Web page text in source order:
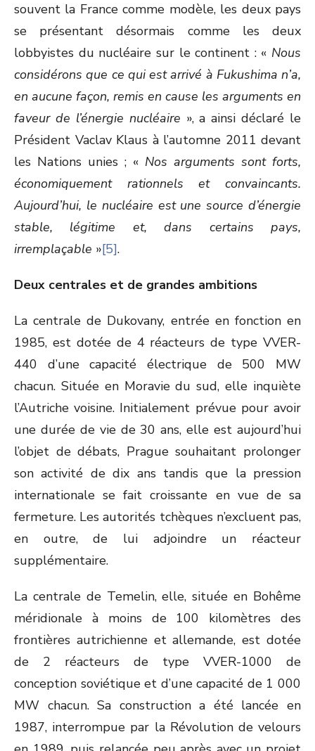
souvent la France comme modèle, les deux pays
se présentant désormais comme les deux
lobbyistes du nucléaire sur le continent : « Nous
considérons que ce qui est arrivé à Fukushima n’a,
en aucune façon, remis en cause les arguments en
faveur de l’énergie nucléaire », a ainsi déclaré le
Président Vaclav Klaus à l’automne 2011 devant
les Nations unies ; « Nos arguments sont forts,
économiquement rationnels et convaincants.
Aujourd’hui, le nucléaire est une source d’énergie
stable, légitime et, dans certains pays,
irremplaçable »[5].
Deux centrales et de grandes ambitions
La centrale de Dukovany, entrée en fonction en
1985, est dotée de 4 réacteurs de type VVER-
440 d’une capacité électrique de 500 MW
chacun. Située en Moravie du sud, elle inquiète
l’Autriche voisine. Initialement prévue pour avoir
une durée de vie de 30 ans, elle est aujourd’hui
l’objet de débats, Prague souhaitant prolonger
son activité de dix ans tandis que la pression
internationale se fait croissante en vue de sa
fermeture. Les autorités tchèques n’excluent pas,
en outre, de lui adjoindre un réacteur
supplémentaire.
La centrale de Temelin, elle, située en Bohême
méridionale à moins de 100 kilomètres des
frontières autrichienne et allemande, est dotée
de 2 réacteurs de type VVER-1000 de
conception soviétique et d’une capacité de 1 000
MW chacun. Sa construction a été lancée en
1987, interrompue par la Révolution de velours